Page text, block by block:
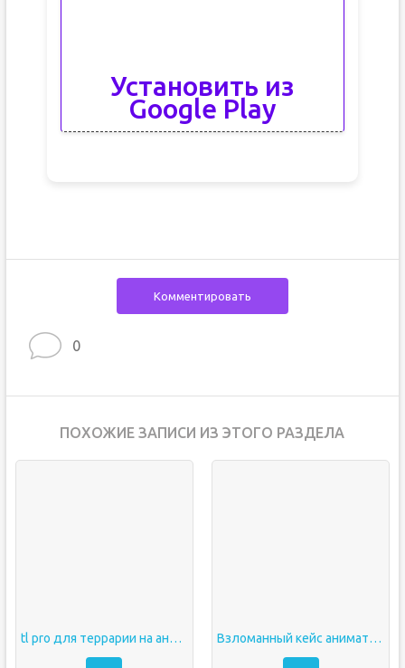
Установить из
Google Play
Комментировать
0
ПОХОЖИЕ ЗАПИСИ ИЗ ЭТОГО РАЗДЕЛА
tl pro для террарии на андроид Взломанный кейс аниматроникс